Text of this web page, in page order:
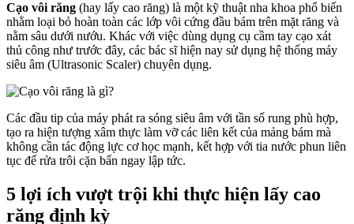
Cạo vôi răng (hay lấy cao răng) là một kỹ thuật nha khoa phổ biến
nhằm loại bỏ hoàn toàn các lớp vôi cứng đầu bám trên mặt răng và
nằm sâu dưới nướu. Khác với việc dùng dụng cụ cầm tay cạo xát
thủ công như trước đây, các bác sĩ hiện nay sử dụng hệ thống máy
siêu âm (Ultrasonic Scaler) chuyên dụng.
Các đầu tip của máy phát ra sóng siêu âm với tần số rung phù hợp,
tạo ra hiện tượng xâm thực làm vỡ các liên kết của mảng bám mà
không cần tác động lực cơ học mạnh, kết hợp với tia nước phun liên
tục để rửa trôi cặn bẩn ngay lập tức.
5 lợi ích vượt trội khi thực hiện lấy cao
răng định kỳ